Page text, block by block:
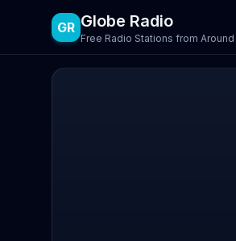
GR Globe Radio
Free Radio Stations from